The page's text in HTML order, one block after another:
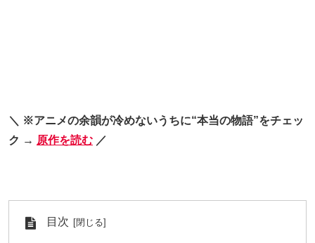
＼ ※アニメの余韻が冷めないうちに“本当の物語”をチェッ
ク → 原作を読む ／
目次